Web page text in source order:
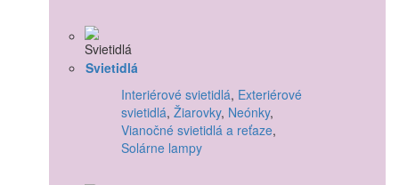
Svietidlá
Interiérové svietidlá, Exteriérové
svietidlá, Žiarovky, Neónky,
Vianočné svietidlá a reťaze,
Solárne lampy